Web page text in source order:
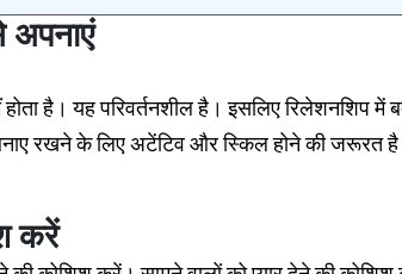
अपनाएं
होता है। यह परिवर्तनशील है। इसलिए रिलेशनशिप में
रखने के लिए अटेंटिव और स्किल होने की जरूरत है।
करें